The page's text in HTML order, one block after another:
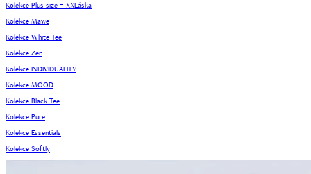
Kolekce Plus size = XXLáska
Kolekce Mawe
Kolekce White Tee
Kolekce Zen
Kolekce INDIVIDUALITY
Kolekce MOOD
Kolekce Black Tee
Kolekce Pure
Kolekce Essentials
Kolekce Softly